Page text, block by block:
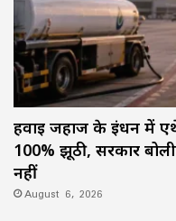
हवाई जहाज के ईंधन में
100% झूठी, सरकार
नहीं
August 6, 2026